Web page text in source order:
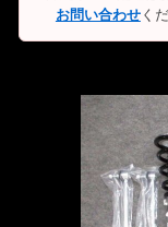
お問い合わせく